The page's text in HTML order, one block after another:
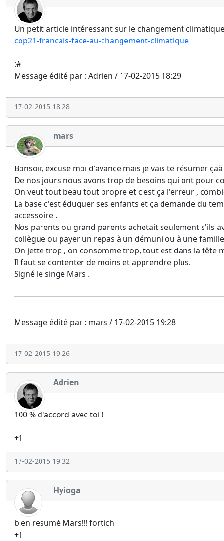
Un petit article intéressant sur le changement
cop21-francais-face-au-changement-climatique
:#
Message édité par : Adrien / 17-02-2015 18:29
17-02-2015 18:28
mars
Bonsoir, excuse moi d'avance mais je vais te résumer
De nos jours nous avons trop de besoins qui ont pour
On veut tout beau tout propre et c'est ça l'erreur ,
La base c'est éduquer ses enfants et ça demande du
accessoire .
Nos parents ou grand parents achetait seulement s'ils
collègue ou payer un repas à un démuni ou à une
On jette trop , on consomme trop, tout est dans la tête
Il faut se contenter de moins et apprendre plus.
Signé le singe Mars .
Message édité par : mars / 17-02-2015 19:28
17-02-2015 19:26
Adrien
100 % d'accord avec toi !
+1
17-02-2015 19:32
Hyioga
bien resumé Mars!!! fortich
+1